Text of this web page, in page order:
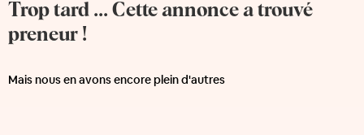
Trop tard ... Cette annonce a trouvé
preneur !
Mais nous en avons encore plein d'autres